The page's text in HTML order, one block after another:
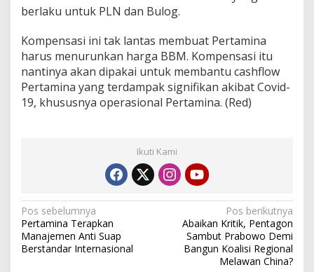
berlaku untuk PLN dan Bulog.
Kompensasi ini tak lantas membuat Pertamina
harus menurunkan harga BBM. Kompensasi itu
nantinya akan dipakai untuk membantu cashflow
Pertamina yang terdampak signifikan akibat Covid-
19, khususnya operasional Pertamina. (Red)
Ikuti Kami
N
a
v
Pos sebelumnya
Pertamina Terapkan
Manajemen Anti Suap
Berstandar Internasional
Pos berikutnya
Abaikan Kritik, Pentagon
Sambut Prabowo Demi
Bangun Koalisi Regional
Melawan China?